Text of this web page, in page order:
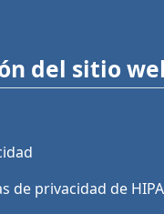
del sitio
de privacidad de